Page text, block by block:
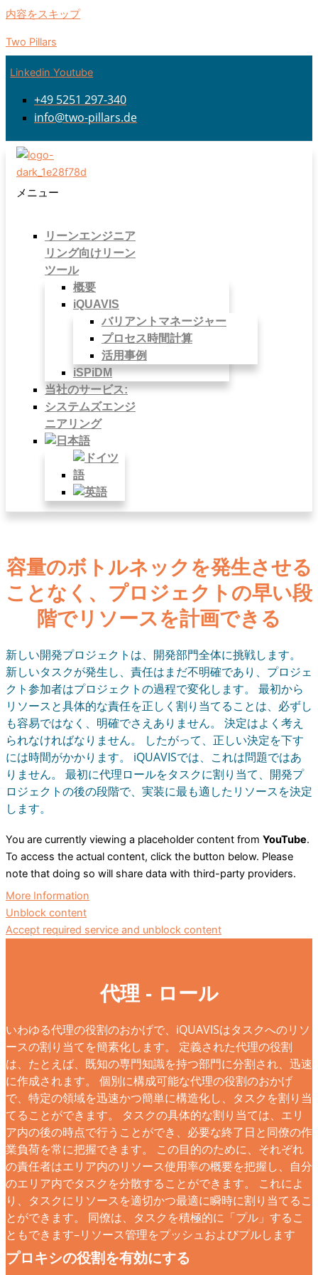
内容をスキップ
Two Pillars
Linkedin Youtube
+49 5251 297-340
info@two-pillars.de
メニュー
リーンエンジニア
リング向けリーン
ツール
概要
iQUAVIS
バリアントマネージャー
プロセス時間計算
活用事例
iSPiDM
当社のサービス:
システムズエンジ
ニアリング
容量のボトルネックを発生させる
ことなく、プロジェクトの早い段
階でリソースを計画できる
新しい開発プロジェクトは、開発部門全体に挑戦します。
新しいタスクが発生し、責任はまだ不明確であり、プロジェ
クト参加者はプロジェクトの過程で変化します。 最初から
リソースと具体的な責任を正しく割り当てることは、必ずし
も容易ではなく、明確でさえありません。 決定はよく考え
られなければなりません。 したがって、正しい決定を下す
には時間がかかります。 iQUAVISでは、これは問題ではあ
りません。 最初に代理ロールをタスクに割り当て、開発プ
ロジェクトの後の段階で、実装に最も適したリソースを決定
します。
You are currently viewing a placeholder content from YouTube.
To access the actual content, click the button below. Please
note that doing so will share data with third-party providers.
More Information
Unblock content
Accept required service and unblock content
代理 - ロール
いわゆる代理の役割のおかげで、iQUAVISはタスクへのリソ
ースの割り当てを簡素化します。 定義された代理の役割
は、たとえば、既知の専門知識を持つ部門に分割され、迅速
に作成されます。 個別に構成可能な代理の役割のおかげ
で、特定の領域を迅速かつ簡単に構造化し、タスクを割り当
てることができます。 タスクの具体的な割り当ては、エリ
ア内の後の時点で行うことができ、必要な終了日と同僚の作
業負荷を常に把握できます。 この目的のために、それぞれ
の責任者はエリア内のリソース使用率の概要を把握し、自分
のエリア内でタスクを分散することができます。 これによ
り、タスクにリソースを適切かつ最適に瞬時に割り当てるこ
とができます。 同僚は、タスクを積極的に「プル」するこ
ともできます–リソース管理をプッシュおよびプルします
プロキシの役割を有効にする